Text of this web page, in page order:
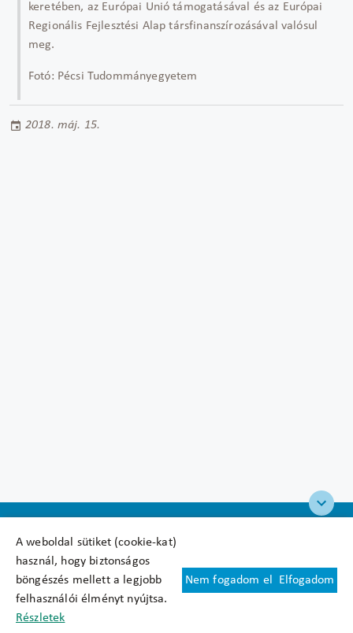
A weboldal sütiket (cookie-kat)
használ, hogy biztonságos
böngészés mellett a legjobb
felhasználói élményt nyújtsa.
Részletek
Nem fogadom el Elfogadom
keretében, az Európai Unió támogatásával és az Európai
Regionális Fejlesztési Alap társfinanszírozásával valósul
meg.
Fotó: Pécsi Tudommányegyetem
2018. máj. 15.
Felhasználási feltételek